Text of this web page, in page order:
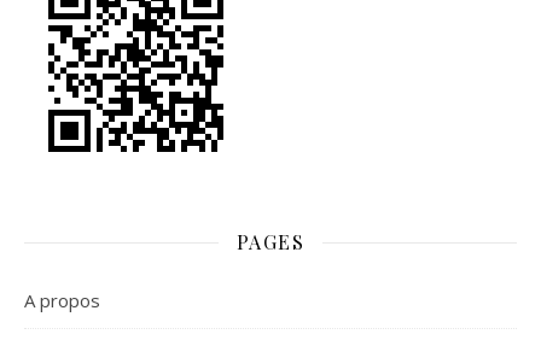
PAGES
A propos